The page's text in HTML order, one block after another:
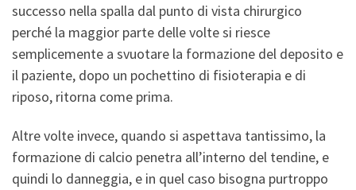
successo nella spalla dal punto di vista chirurgico
perché la maggior parte delle volte si riesce
semplicemente a svuotare la formazione del deposito e
il paziente, dopo un pochettino di fisioterapia e di
riposo, ritorna come prima.
Altre volte invece, quando si aspettava tantissimo, la
formazione di calcio penetra all’interno del tendine, e
quindi lo danneggia, e in quel caso bisogna purtroppo